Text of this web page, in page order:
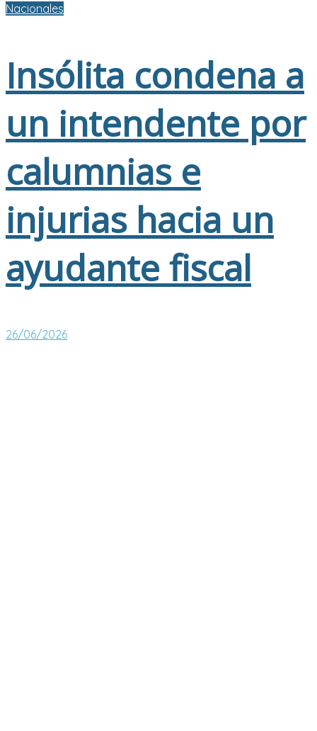
Nacionales
Insólita condena a
un intendente por
calumnias e
injurias hacia un
ayudante fiscal
26/06/2026